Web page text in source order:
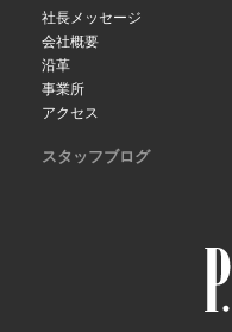
社長メッセージ
会社概要
沿革
事業所
アクセス
スタッフブログ